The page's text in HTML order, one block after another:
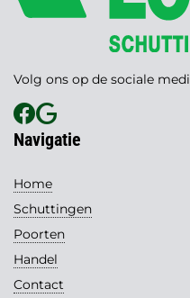
Volg ons op de sociale
Navigatie
Home
Schuttingen
Poorten
Handel
Contact